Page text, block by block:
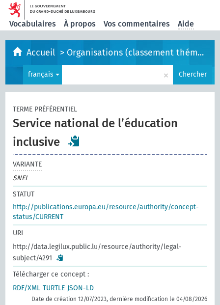
Vocabulaires À propos Vos commentaires Aide
Accueil > Organisations (classement thématique)
français × Chercher
TERME PRÉFÉRENTIEL
Service national de l’éducation
inclusive
VARIANTE
SNEI
STATUT
http://publications.europa.eu/resource/authority/concept-
status/CURRENT
URI
http://data.legilux.public.lu/resource/authority/legal-
subject/4291
Télécharger ce concept :
RDF/XML TURTLE JSON-LD
Date de création 12/07/2023, dernière modification le 04/08/2026